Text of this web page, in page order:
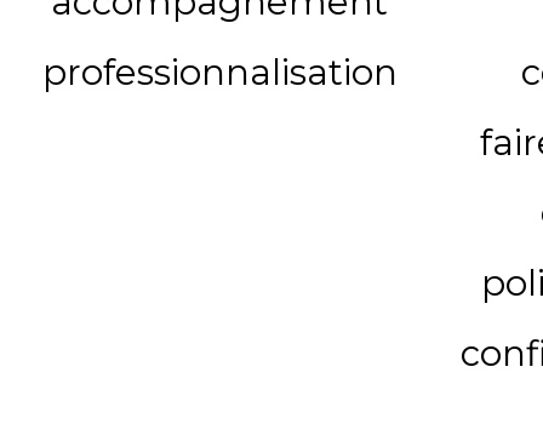
professionnalisation